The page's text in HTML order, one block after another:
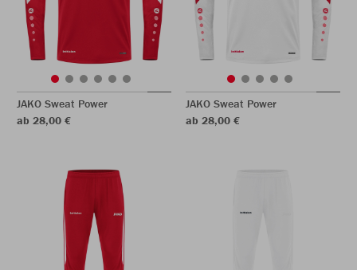
JAKO Sweat Power
ab 28,00 €
JAKO Sweat Power
ab 28,00 €